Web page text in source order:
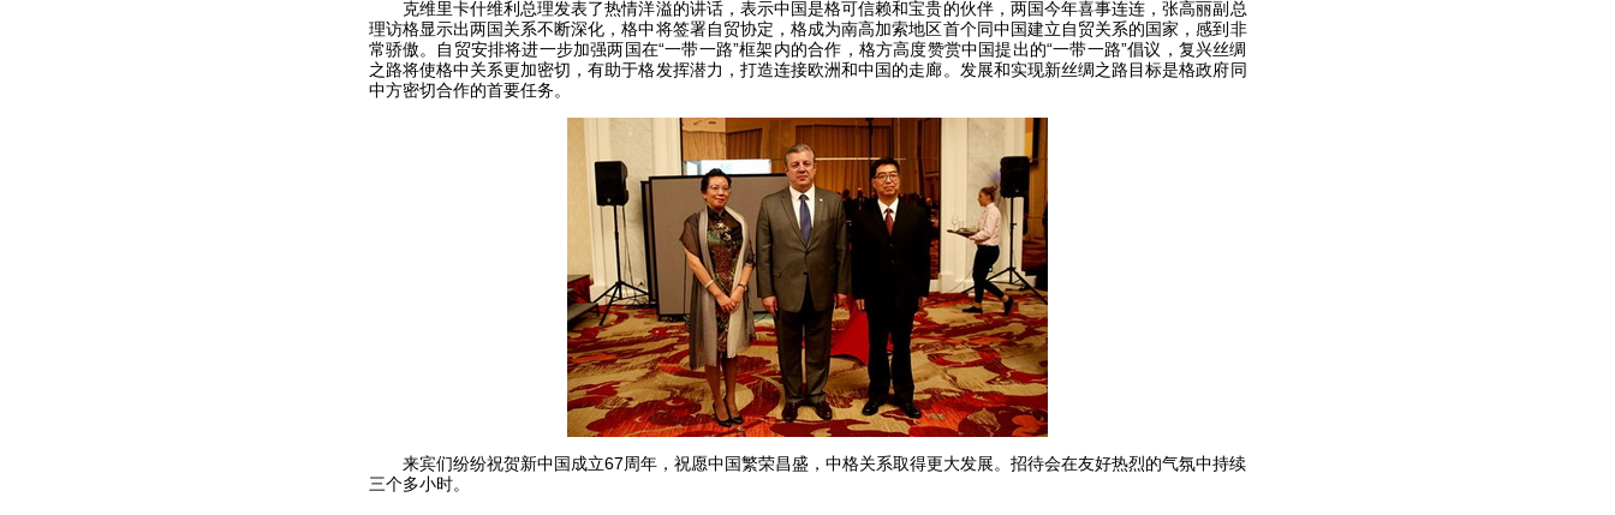
克维里卡什维利总理发表了热情洋溢的讲话，表示中国是格可信赖和宝贵的伙伴，两国今年喜事连连，张高丽副总
理访格显示出两国关系不断深化，格中将签署自贸协定，格成为南高加索地区首个同中国建立自贸关系的国家，感到非
常骄傲。自贸安排将进一步加强两国在“一带一路”框架内的合作，格方高度赞赏中国提出的“一带一路”倡议，复兴丝绸
之路将使格中关系更加密切，有助于格发挥潜力，打造连接欧洲和中国的走廊。发展和实现新丝绸之路目标是格政府同
中方密切合作的首要任务。
来宾们纷纷祝贺新中国成立67周年，祝愿中国繁荣昌盛，中格关系取得更大发展。招待会在友好热烈的气氛中持续
三个多小时。